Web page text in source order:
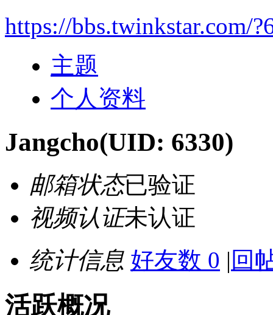
https://bbs.twinkstar.com/
主题
个人资料
Jangcho(UID: 6330)
邮箱状态已验证
视频认证未认证
统计信息 好友数 0 | 回
活跃概况